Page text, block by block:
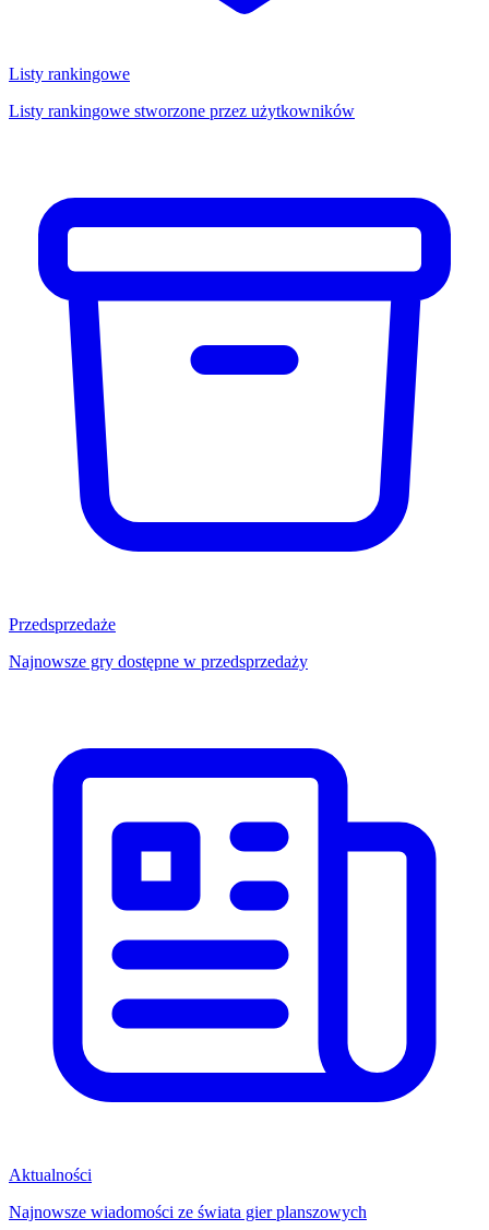
Listy rankingowe
Listy rankingowe stworzone przez użytkowników
Przedsprzedaże
Najnowsze gry dostępne w przedsprzedaży
Aktualności
Najnowsze wiadomości ze świata gier planszowych